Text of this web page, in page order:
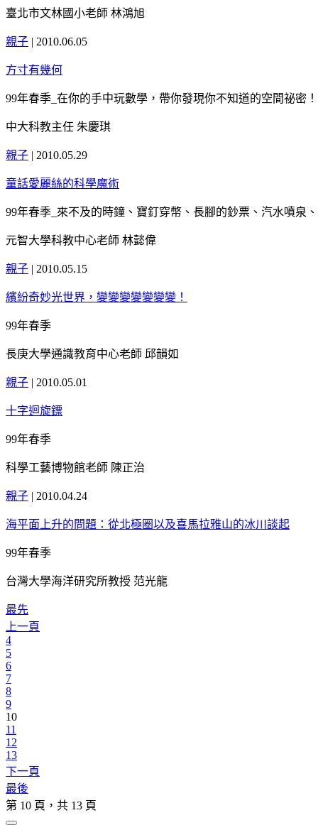
臺北市文林國小老師 林鴻旭
親子 | 2010.06.05
方寸有幾何
99年春季_在你的手中玩數學，帶你發現你不知道的空間祕密！
中大科教主任 朱慶琪
親子 | 2010.05.29
童話愛麗絲的科學魔術
99年春季_來不及的時鐘、寶釘穿幣、長腳的鈔票、汽水噴泉
元智大學科教中心老師 林懿偉
親子 | 2010.05.15
繽紛奇妙光世界，變變變變變變變！
99年春季
長庚大學通識教育中心老師 邱韻如
親子 | 2010.05.01
十字迴旋鏢
99年春季
科學工藝博物館老師 陳正治
親子 | 2010.04.24
海平面上升的問題：從北極圈以及喜馬拉雅山的冰川談起
99年春季
台灣大學海洋研究所教授 范光龍
最先
上一頁
4
5
6
7
8
9
10
11
12
13
下一頁
最後
第 10 頁，共 13 頁